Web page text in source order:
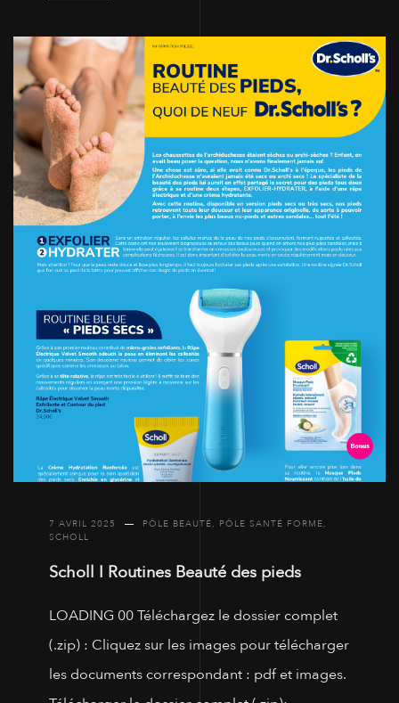
7 AVRIL 2025 PÔLE BEAUTÉ, PÔLE SANTÉ FORME,
SCHOLL
Scholl I Routines Beauté des pieds
LOADING 00 Téléchargez le dossier complet
(.zip) : Cliquez sur les images pour télécharger
les documents correspondant : pdf et images.